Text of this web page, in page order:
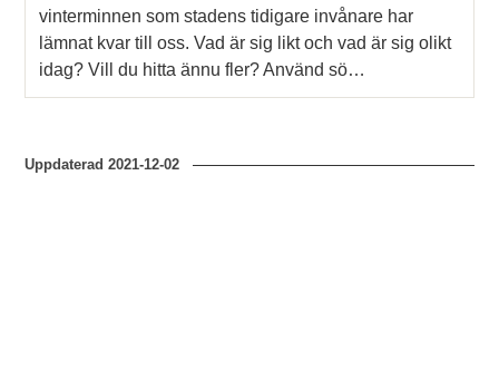
vinterminnen som stadens tidigare invånare har
lämnat kvar till oss. Vad är sig likt och vad är sig olikt
idag? Vill du hitta ännu fler? Använd sö…
Uppdaterad2021-12-02